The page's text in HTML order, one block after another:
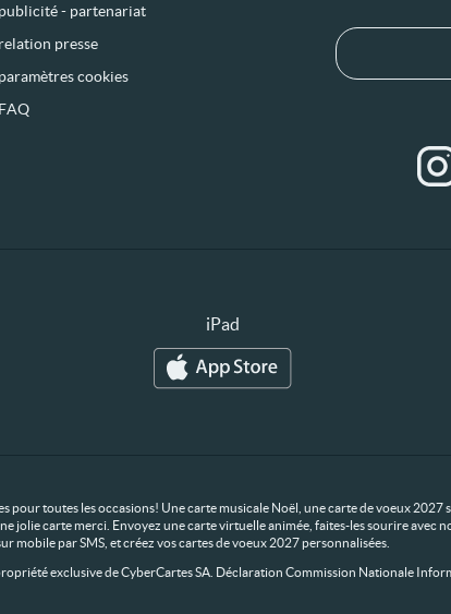
publicité - partenariat
relation presse
paramètres cookies
FAQ
iPad
pour toutes les occasions! Une carte musicale Noël, une carte de voeux
jolie carte merci. Envoyez une carte virtuelle animée, faites-les sourire avec
mobile par SMS, et créez vos cartes de voeux 2027 personnalisées.
exclusive de CyberCartes SA. Déclaration Commission Nationale